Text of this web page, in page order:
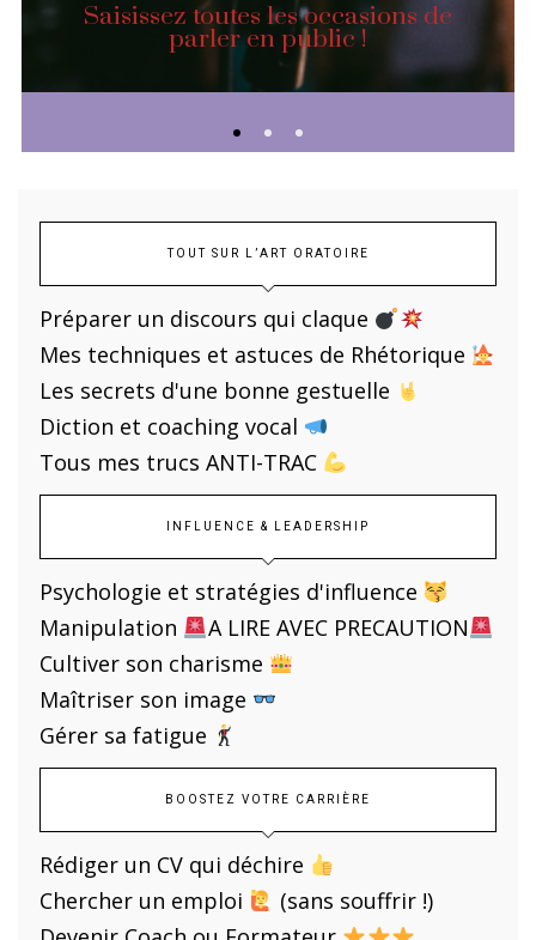
Saisissez toutes les occasions de
parler en public !
TOUT SUR L’ART ORATOIRE
Préparer un discours qui claque
Mes techniques et astuces de Rhétorique
Les secrets d'une bonne gestuelle
Diction et coaching vocal
Tous mes trucs ANTI-TRAC
INFLUENCE & LEADERSHIP
Psychologie et stratégies d'influence
Manipulation
A LIRE AVEC PRECAUTION
Cultiver son charisme
Maîtriser son image
Gérer sa fatigue
BOOSTEZ VOTRE CARRIÈRE
Rédiger un CV qui déchire
Chercher un emploi
(sans souffrir !)